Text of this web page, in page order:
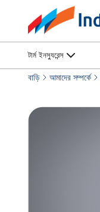
টার্ম ইনস্যুরেন্স
বাড়ি আমাদের সম্পর্কে